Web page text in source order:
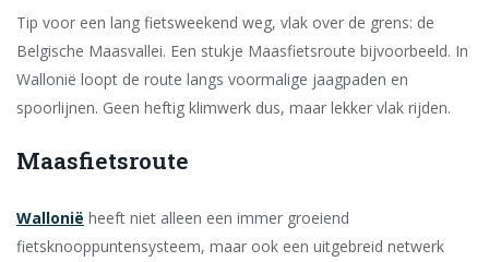
Tip voor een lang fietsweekend weg, vlak over de grens: de
Belgische Maasvallei. Een stukje Maasfietsroute bijvoorbeeld. In
Wallonië loopt de route langs voormalige jaagpaden en
spoorlijnen. Geen heftig klimwerk dus, maar lekker vlak rijden.
Maasfietsroute
Wallonië heeft niet alleen een immer groeiend
fietsknooppuntensysteem, maar ook een uitgebreid netwerk